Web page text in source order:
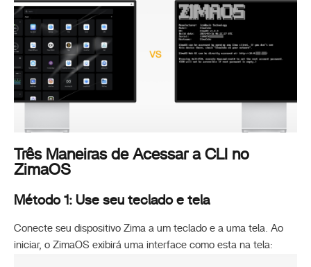
Três Maneiras de Acessar a CLI no
ZimaOS
Método 1: Use seu teclado e tela
Conecte seu dispositivo Zima a um teclado e a uma tela. Ao
iniciar, o ZimaOS exibirá uma interface como esta na tela: